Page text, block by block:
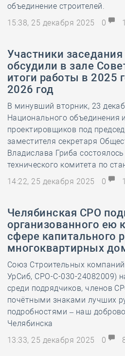
объединение строителей.
15:38, 25 декабря 2025
0
Участники
обсудили в зале
итоги работы в 2025
2026 год
В минувший вторник, 23
Национального объединения
проектировщиков под
заместителя секретаря
Владислава Гриба
технического комитета по
14:22, 25 декабря 2025
0
Челябинская СРО
организованного ею
сфере капитального
многоквартирных
Союз Строительных
УрСиб, СРО-С-030-24082009)
среди подрядчиков, членов
почётными знаками лучших
подробностями – наш
Челябинска
13:33, 25 декабря 2025
0